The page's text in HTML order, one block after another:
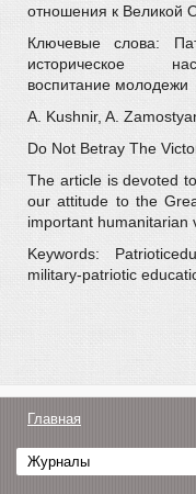
отношения к Великой
Ключевые слова:
историческое
воспитание молодежи
A. Kushnir, A.
Do Not Betray The
The article is devoted
our attitude to the
important humanitarian
Keywords:
military-patriotic
Главная
Журналы